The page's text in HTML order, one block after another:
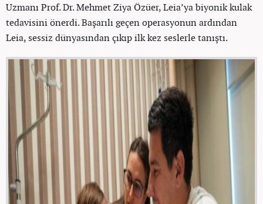
Uzmanı Prof. Dr. Mehmet Ziya Özüer, Leia’ya biyonik kulak
tedavisini önerdi. Başarılı geçen operasyonun ardından
Leia, sessiz dünyasından çıkıp ilk kez seslerle tanıştı.